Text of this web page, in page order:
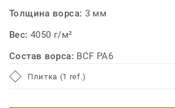
Толщина ворса: 3 мм
Вес: 4050 г/м²
Состав ворса: BCF PA6
Плитка (1 ref.)